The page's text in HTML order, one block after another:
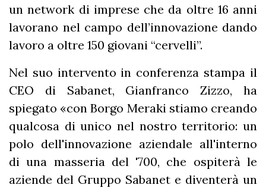
un network di imprese che da oltre 16 anni
lavorano nel campo dell’innovazione dando
lavoro a oltre 150 giovani “cervelli”.
Nel suo intervento in conferenza stampa il
CEO di Sabanet, Gianfranco Zizzo, ha
spiegato «con Borgo Meraki stiamo creando
qualcosa di unico nel nostro territorio: un
polo dell'innovazione aziendale all'interno
di una masseria del '700, che ospiterà le
aziende del Gruppo Sabanet e diventerà un